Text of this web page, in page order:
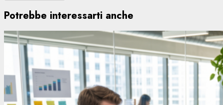
Potrebbe interessarti anche